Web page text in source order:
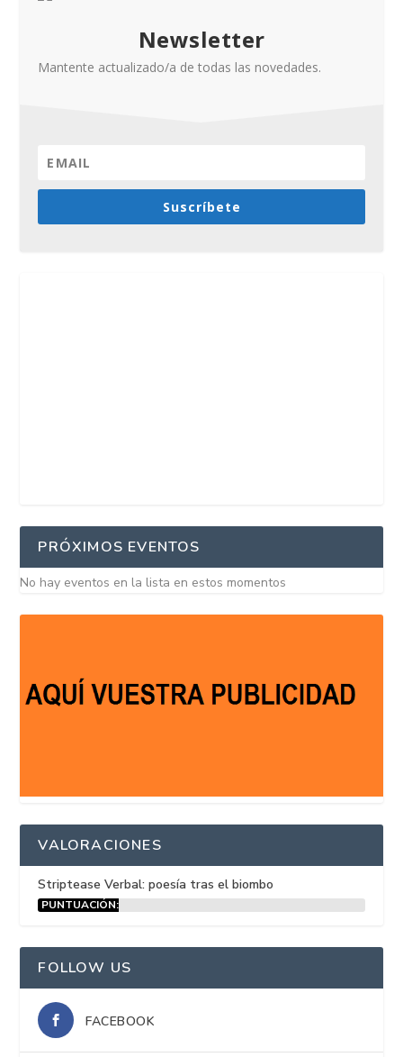
Newsletter
Mantente actualizado/a de todas las novedades.
Suscríbete
PRÓXIMOS EVENTOS
No hay eventos en la lista en estos momentos
VALORACIONES
Striptease Verbal: poesía tras el biombo
PUNTUACIÓN:
FOLLOW US
FACEBOOK